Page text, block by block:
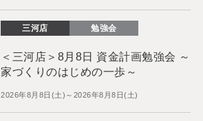
三河店 勉強会
＜三河店＞8月8日 資金計画勉強会 ～
家づくりのはじめの一歩～
2026年8月8日(土)～2026年8月8日(土)